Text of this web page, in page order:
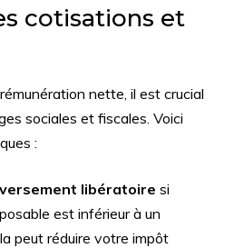
cotisations et
nette, il est crucial
sociales et fiscales. Voici
:
libératoire si
est inférieur à un
peut réduire votre impôt